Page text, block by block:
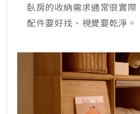
臥房的收納需求通常很實際
配件要好找、視覺要乾淨。